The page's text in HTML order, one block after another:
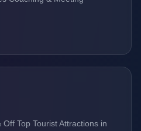
Top Tourist Attractions in